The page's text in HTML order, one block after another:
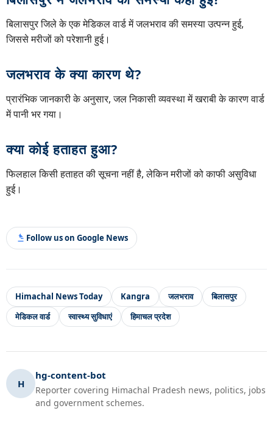
बिलासपुर जिले के एक मेडिकल वार्ड में जलभराव की समस्या उत्पन्न हुई,
जिससे मरीजों को परेशानी हुई।
जलभराव के क्या कारण थे?
प्रारंभिक जानकारी के अनुसार, जल निकासी व्यवस्था में खराबी के कारण वार्ड
में पानी भर गया।
क्या कोई हताहत हुआ?
फिलहाल किसी हताहत की सूचना नहीं है, लेकिन मरीजों को काफी असुविधा
हुई।
Follow us on Google News
Himachal News Today Kangra जलभराव
बिलासपुर
मेडिकल वार्ड
स्वास्थ्य सुविधाएं हिमाचल प्रदेश
H
hg-content-bot
Reporter covering Himachal Pradesh news, politics, jobs
and government schemes.